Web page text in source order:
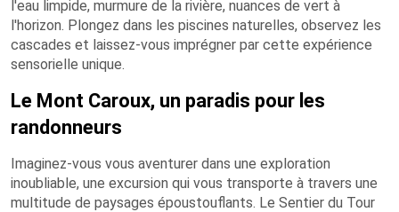
l'eau limpide, murmure de la rivière, nuances de vert à
l'horizon. Plongez dans les piscines naturelles, observez les
cascades et laissez-vous imprégner par cette expérience
sensorielle unique.
Le Mont Caroux, un paradis pour les
randonneurs
Imaginez-vous vous aventurer dans une exploration
inoubliable, une excursion qui vous transporte à travers une
multitude de paysages époustouflants. Le Sentier du Tour